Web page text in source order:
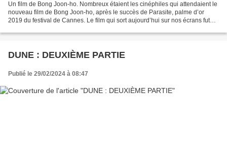
Un film de Bong Joon-ho. Nombreux étaient les cinéphiles qui attendaient le
nouveau film de Bong Joon-ho, après le succès de Parasite, palme d’or
2019 du festival de Cannes. Le film qui sort aujourd’hui sur nos écrans fut
DUNE : DEUXIÈME PARTIE
Publié le 29/02/2024 à 08:47